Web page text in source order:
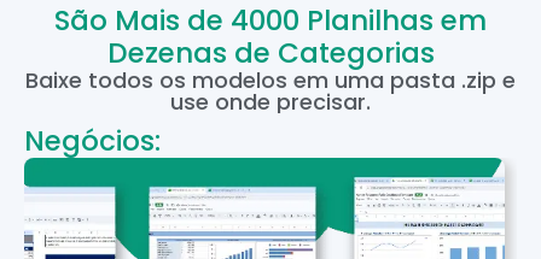
São Mais de 4000 Planilhas em
Dezenas de Categorias
Baixe todos os modelos em uma pasta .zip e
use onde precisar.
Negócios: